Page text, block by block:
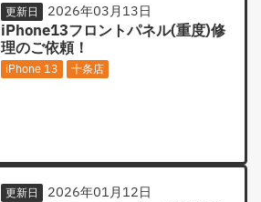
更新日 2026年03月13日
iPhone13フロントパネル(重度)修
理のご依頼！
iPhone 13 十条店
更新日 2026年01月12日